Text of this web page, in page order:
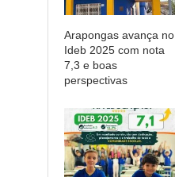
Arapongas avança no
Ideb 2025 com nota
7,3 e boas
perspectivas